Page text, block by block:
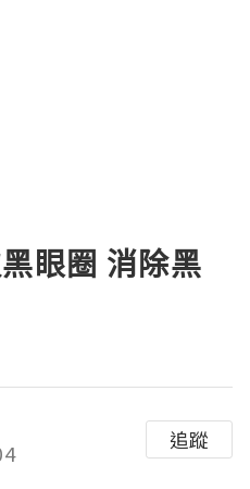
眼圈 消除黑
追蹤